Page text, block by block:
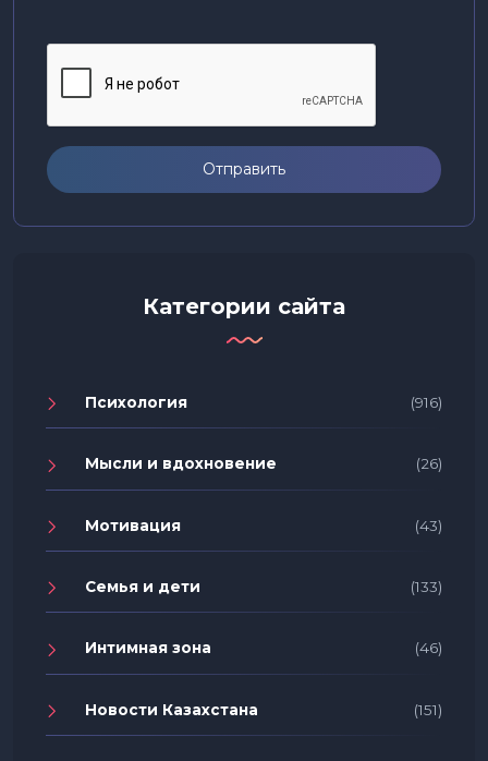
Отправить
Категории сайта
Психология (916)
Мысли и вдохновение (26)
Мотивация (43)
Семья и дети (133)
Интимная зона (46)
Новости Казахстана (151)